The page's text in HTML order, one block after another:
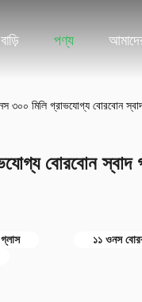
বাড়ি পণ্য
৩০০ মিলি গ্রাভযোগ্য বোরবোন
বোরবোন স্বাদ
১১ ওনস